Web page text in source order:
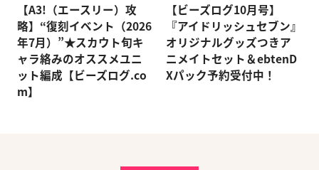
【A3!（エースリー）攻
略】“復刻イベント（2026
年7月）”★スカウト旬キ
ャラ絡みのオススメユニ
ット編成【ビーズログ.co
m】
【ビーズログ10月号】
『アイドリッシュセブン』
オリジナルグッズつきア
ニメイトセット＆ebtenD
Xパック予約受付中！